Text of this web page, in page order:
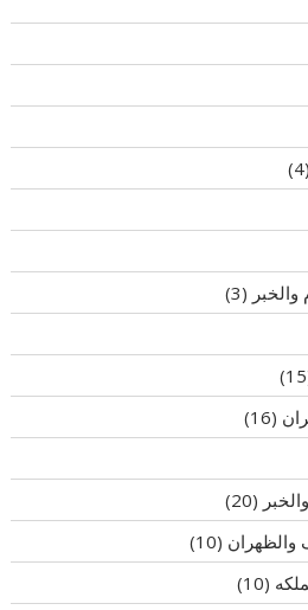
(4)
(3)
(16)
(20)
والظهران (10)
(10)